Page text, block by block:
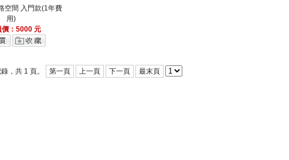
空間 入門款(1年費
用)
價：5000 元
，共 1 頁。 第一頁 上一頁 下一頁 最末頁